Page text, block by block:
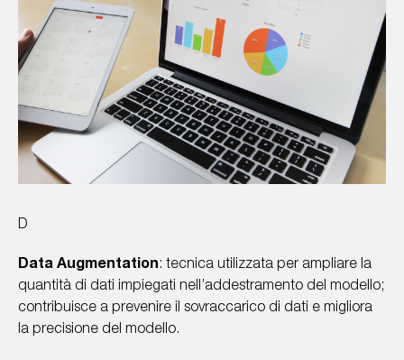
D
Data Augmentation: tecnica utilizzata per ampliare la
quantità di dati impiegati nell’addestramento del modello;
contribuisce a prevenire il sovraccarico di dati e migliora
la precisione del modello.